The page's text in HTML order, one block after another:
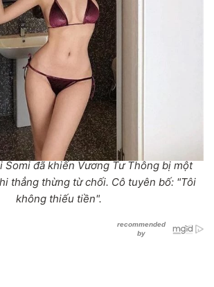
Somi đã khiến Vương Tư Thông bị một
thẳng thừng từ chối. Cô tuyên bố: "Tôi
không thiếu tiền".